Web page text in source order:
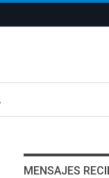
MENSAJES